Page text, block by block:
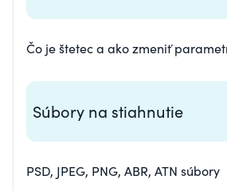
Čo je štetec a ako zmeniť
Súbory na stiahnutie
PSD, JPEG, PNG, ABR, ATN súbory